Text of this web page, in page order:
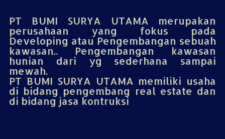
PT BUMI SURYA UTAMA merupakan
perusahaan yang fokus pada
Developing atau Pengembangan sebuah
kawasan.. Pengembangan kawasan
hunian dari yg sederhana sampai
mewah.
PT BUMI SURYA UTAMA memiliki usaha
di bidang pengembang real estate dan
di bidang jasa kontruksi